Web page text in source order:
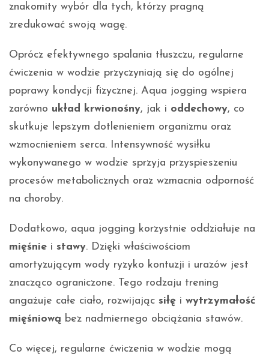
znakomity wybór dla tych, którzy pragną
zredukować swoją wagę.
Oprócz efektywnego spalania tłuszczu, regularne
ćwiczenia w wodzie przyczyniają się do ogólnej
poprawy kondycji fizycznej. Aqua jogging wspiera
zarówno układ krwionośny, jak i oddechowy, co
skutkuje lepszym dotlenieniem organizmu oraz
wzmocnieniem serca. Intensywność wysiłku
wykonywanego w wodzie sprzyja przyspieszeniu
procesów metabolicznych oraz wzmacnia odporność
na choroby.
Dodatkowo, aqua jogging korzystnie oddziałuje na
mięśnie i stawy. Dzięki właściwościom
amortyzującym wody ryzyko kontuzji i urazów jest
znacząco ograniczone. Tego rodzaju trening
angażuje całe ciało, rozwijając siłę i wytrzymałość
mięśniową bez nadmiernego obciążania stawów.
Co więcej, regularne ćwiczenia w wodzie mogą